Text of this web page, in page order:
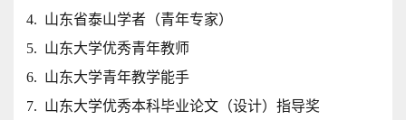
4. 山东省泰山学者（青年专家）
5. 山东大学优秀青年教师
6. 山东大学青年教学能手
7. 山东大学优秀本科毕业论文（设计）指导奖